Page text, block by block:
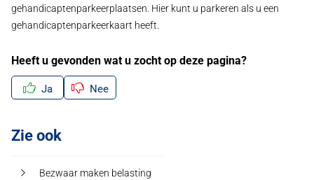
gehandicaptenparkeerplaatsen. Hier kunt u parkeren als u een
gehandicaptenparkeerkaart heeft.
Heeft u gevonden wat u zocht op deze pagina?
Ja Nee
Zie ook
Bezwaar maken belasting